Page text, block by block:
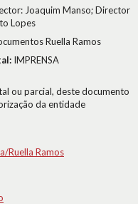
Joaquim Manso; Director
Lopes
Ruella Ramos
IMPRENSA
ou parcial, deste documento
da entidade
Ruella Ramos